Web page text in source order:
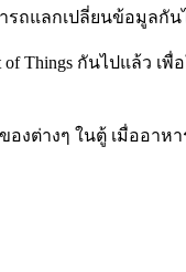
ถแลกเปลี่ยนข้อมูลกัน
กันไปแล้ว เพื่
องต่างๆ ในตู้ เมื่ออา